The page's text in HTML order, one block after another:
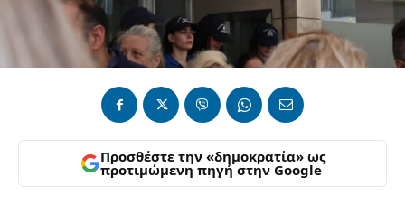
Προσθέστε την «δημοκρατία» ως
προτιμώμενη πηγή στην Google